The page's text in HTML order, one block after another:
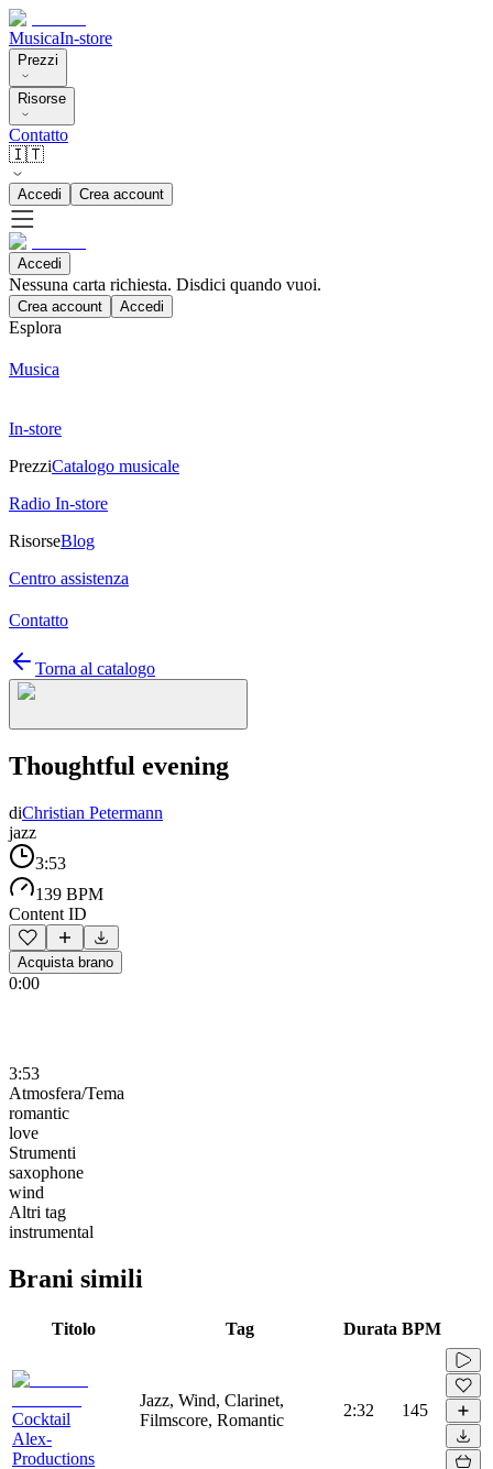
MusicaIn-store
Prezzi
Risorse
Contatto
🇮🇹
Accedi Crea account
Accedi
Nessuna carta richiesta. Disdici quando vuoi.
Crea account Accedi
Esplora
Musica
In-store
PrezziCatalogo musicale
Radio In-store
RisorseBlog
Centro assistenza
Contatto
Torna al catalogo
Thoughtful evening
diChristian Petermann
jazz
3:53
139 BPM
Content ID
Acquista brano
0:00
3:53
Atmosfera/Tema
romantic
love
Strumenti
saxophone
wind
Altri tag
instrumental
Brani simili
Titolo Tag Durata BPM
Cocktail
Alex-
Productions
Jazz, Wind, Clarinet,
Filmscore, Romantic
2:32 145